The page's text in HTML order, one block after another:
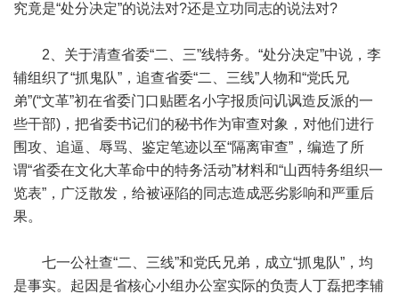
究竟是“处分决定”的说法对?还是立功同志的说法对?
2、关于清查省委“二、三”线特务。“处分决定”中说，李
辅组织了“抓鬼队”，追查省委“二、三线”人物和“党氏兄
弟”(“文革”初在省委门口贴匿名小字报质问讥讽造反派的一
些干部)，把省委书记们的秘书作为审查对象，对他们进行
围攻、追逼、辱骂、鉴定笔迹以至“隔离审查”，编造了所
谓“省委在文化大革命中的特务活动”材料和“山西特务组织一
览表”，广泛散发，给被诬陷的同志造成恶劣影响和严重后
果。
七一公社查“二、三线”和党氏兄弟，成立“抓鬼队”，均
是事实。起因是省核心小组办公室实际的负责人丁磊把李辅